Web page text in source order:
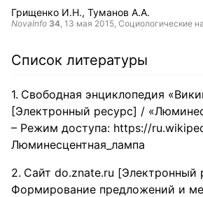
Грищенко И.Н. Туманов А.А.
NovaInfo 34, 13 мая 2015, Социологические
Список литературы
Свободная энциклопедия
[Электронный ресурс] /
– Режим доступа: https://
Люминесцентная_лампа
Сайт do.znate.ru [Электронный
Формирование предложений и